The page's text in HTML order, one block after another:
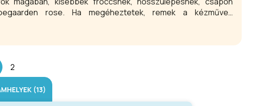
rose. Ha megéheztetek, remek a kézműves
szeretjük a vendégeket és azt mondják sokan, hogy ők is
2
(13)